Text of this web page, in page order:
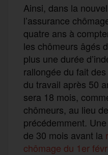
Ainsi, dans la
l’assurance
quatre ans à
les chômeurs âgés
plus une durée
rallongée du fait
du travail après 50
sera 18 mois,
chômeurs, au lieu
précédemment.
de 30 mois avant la
chômage du 1er